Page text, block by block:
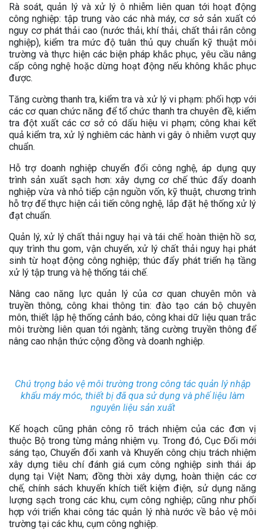
Rà soát, quản lý và xử lý ô nhiễm liên quan tới hoạt động
công nghiệp: tập trung vào các nhà máy, cơ sở sản xuất có
nguy cơ phát thải cao (nước thải, khí thải, chất thải rắn công
nghiệp), kiểm tra mức độ tuân thủ quy chuẩn kỹ thuật môi
trường và thực hiện các biện pháp khắc phục, yêu cầu nâng
cấp công nghệ hoặc dừng hoạt động nếu không khắc phục
được.
Tăng cường thanh tra, kiểm tra và xử lý vi phạm: phối hợp với
các cơ quan chức năng để tổ chức thanh tra chuyên đề, kiểm
tra đột xuất các cơ sở có dấu hiệu vi phạm; công khai kết
quả kiểm tra, xử lý nghiêm các hành vi gây ô nhiễm vượt quy
chuẩn.
Hỗ trợ doanh nghiệp chuyển đổi công nghệ, áp dụng quy
trình sản xuất sạch hơn: xây dựng cơ chế thúc đẩy doanh
nghiệp vừa và nhỏ tiếp cận nguồn vốn, kỹ thuật, chương trình
hỗ trợ để thực hiện cải tiến công nghệ, lắp đặt hệ thống xử lý
đạt chuẩn.
Quản lý, xử lý chất thải nguy hại và tái chế: hoàn thiện hồ sơ,
quy trình thu gom, vận chuyển, xử lý chất thải nguy hại phát
sinh từ hoạt động công nghiệp; thúc đẩy phát triển hạ tầng
xử lý tập trung và hệ thống tái chế.
Nâng cao năng lực quản lý của cơ quan chuyên môn và
truyền thông, công khai thông tin: đào tạo cán bộ chuyên
môn, thiết lập hệ thống cảnh báo, công khai dữ liệu quan trắc
môi trường liên quan tới ngành; tăng cường truyền thông để
nâng cao nhận thức cộng đồng và doanh nghiệp.
Chú trọng bảo vệ môi trường trong công tác quản lý nhập
khẩu máy móc, thiết bị đã qua sử dụng và phế liệu làm
nguyên liệu sản xuất
Kế hoạch cũng phân công rõ trách nhiệm của các đơn vị
thuộc Bộ trong từng mảng nhiệm vụ. Trong đó, Cục Đổi mới
sáng tạo, Chuyển đổi xanh và Khuyến công chịu trách nhiệm
xây dựng tiêu chí đánh giá cụm công nghiệp sinh thái áp
dụng tại Việt Nam; đồng thời xây dựng, hoàn thiện các cơ
chế, chính sách khuyến khích tiết kiệm điện, sử dụng năng
lượng sạch trong các khu, cụm công nghiệp; cũng như phối
hợp với triển khai công tác quản lý nhà nước về bảo vệ môi
trường tại các khu, cụm công nghiệp.